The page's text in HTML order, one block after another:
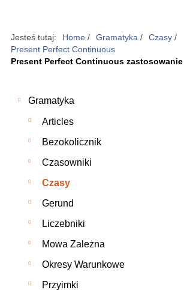
Jesteś tutaj: Home / Gramatyka / Czasy /
Present Perfect Continuous
Present Perfect Continuous zastosowanie
Gramatyka
Articles
Bezokolicznik
Czasowniki
Czasy
Gerund
Liczebniki
Mowa Zależna
Okresy Warunkowe
Przyimki